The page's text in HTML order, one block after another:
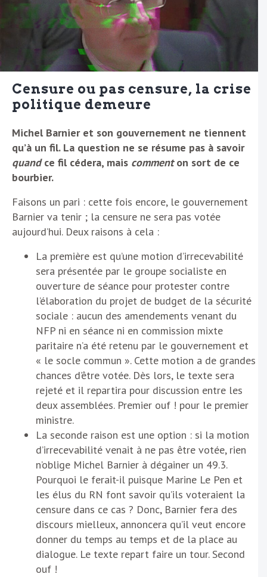
Censure ou pas censure, la crise
politique demeure
Michel Barnier et son gouvernement ne tiennent
qu’à un fil. La question ne se résume pas à savoir
quandce fil cédera, mais commenton sort de ce
bourbier.
Faisons un pari : cette fois encore, le gouvernement
Barnier va tenir ; la censure ne sera pas votée
aujourd’hui. Deux raisons à cela :
La première est qu’une motion d’irrecevabilité
sera présentée par le groupe socialiste en
ouverture de séance pour protester contre
l’élaboration du projet de budget de la sécurité
sociale : aucun des amendements venant du
NFP ni en séance ni en commission mixte
paritaire n’a été retenu par le gouvernement et
« le socle commun ». Cette motion a de grandes
chances d’être votée. Dès lors, le texte sera
rejeté et il repartira pour discussion entre les
deux assemblées. Premier ouf ! pour le premier
ministre.
La seconde raison est une option : si la motion
d’irrecevabilité venait à ne pas être votée, rien
n’oblige Michel Barnier à dégainer un 49.3.
Pourquoi le ferait-il puisque Marine Le Pen et
les élus du RN font savoir qu’ils voteraient la
censure dans ce cas ? Donc, Barnier fera des
discours mielleux, annoncera qu’il veut encore
donner du temps au temps et de la place au
dialogue. Le texte repart faire un tour. Second
ouf !